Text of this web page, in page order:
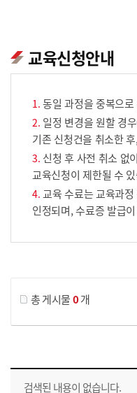
교육신청안내
동일 과정을 중복으
일정 변경을 원할 경
기존 신청건을 취소한
신청 후 사전 취소 없
교육신청이 제한될 수
교육 수료는 교육과
인정되며, 수료증 발급
총 게시물0개
교육신청 목록을 나타낸 표로 회차, 지역, 접수기간, 교육기간, 교육장소, 신청인원/모집인원, 상태로 나뉘어 설명합니다.
검색된 내용이 없습니다.